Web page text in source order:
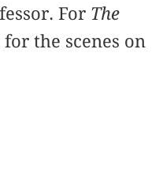
For The
the scenes on